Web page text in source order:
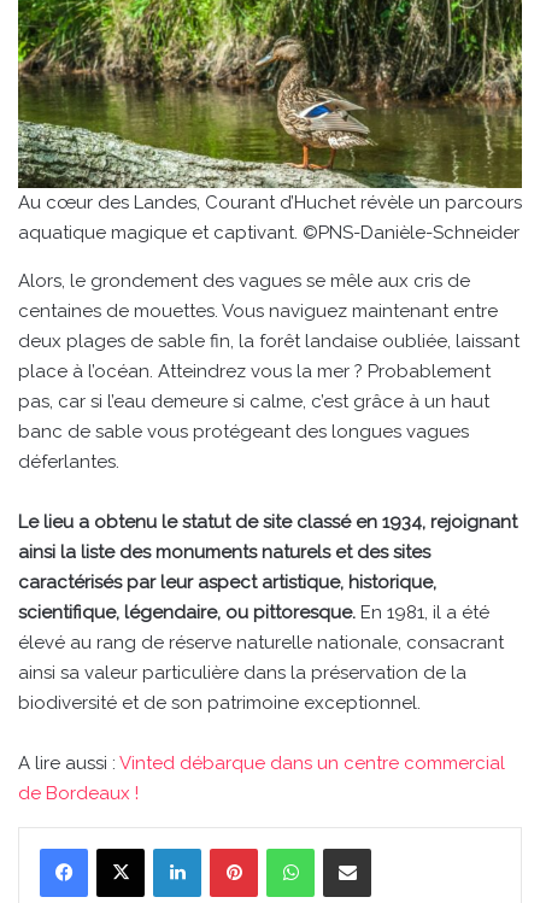
Au cœur des Landes, Courant d’Huchet révèle un parcours
aquatique magique et captivant. ©PNS-Danièle-Schneider
Alors, le grondement des vagues se mêle aux cris de
centaines de mouettes. Vous naviguez maintenant entre
deux plages de sable fin, la forêt landaise oubliée, laissant
place à l’océan. Atteindrez vous la mer ? Probablement
pas, car si l’eau demeure si calme, c’est grâce à un haut
banc de sable vous protégeant des longues vagues
déferlantes.
Le lieu a obtenu le statut de site classé en 1934, rejoignant
ainsi la liste des monuments naturels et des sites
caractérisés par leur aspect artistique, historique,
scientifique, légendaire, ou pittoresque. En 1981, il a été
élevé au rang de réserve naturelle nationale, consacrant
ainsi sa valeur particulière dans la préservation de la
biodiversité et de son patrimoine exceptionnel.
A lire aussi : Vinted débarque dans un centre commercial
de Bordeaux !
LinkedinPinterestWhatsAppPartager par email